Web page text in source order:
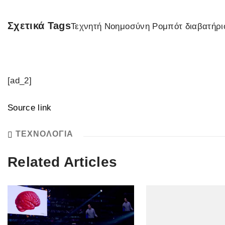
Σχετικά TagsΤεχνητή Νοημοσύνη Ρομπότ
[ad_2]
Source link
ΤΕΧΝΟΛΟΓΙΑ
Related Articles